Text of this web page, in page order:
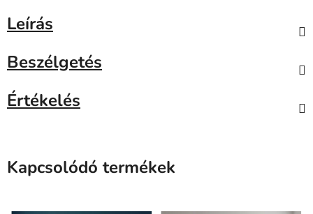
Leírás
Beszélgetés
Értékelés
Kapcsolódó termékek